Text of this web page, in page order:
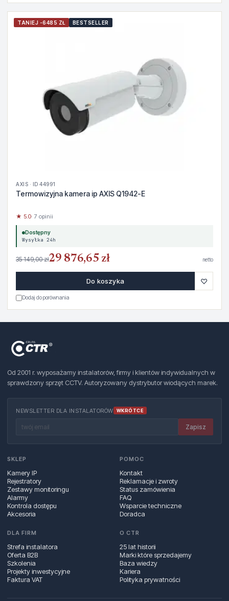
TANIEJ -6485 ZŁ BESTSELLER
AXIS · ID 44991
Termowizyjna kamera ip AXIS Q1942-E
★ 5.0· 7 opinii
Dostępny
Wysyłka 24h
35 149,00 zł29 876,65 zł netto
Do koszyka ♡
Dodaj do porównania
Od 2001 r. wyposażamy instalatorów, firmy i klientów indywidualnych w
sprawdzony sprzęt CCTV. Autoryzowany dystrybutor wiodących marek.
NEWSLETTER DLA INSTALATORÓW WKRÓTCE
Zapisz
SKLEP
Kamery IP
Rejestratory
Zestawy monitoringu
Alarmy
Kontrola dostępu
Akcesoria
POMOC
Kontakt
Reklamacje i zwroty
Status zamówienia
FAQ
Wsparcie techniczne
Doradca
DLA FIRM
Strefa instalatora
Oferta B2B
Szkolenia
Projekty inwestycyjne
Faktura VAT
O CTR
25 lat historii
Marki które sprzedajemy
Baza wiedzy
Kariera
Polityka prywatności